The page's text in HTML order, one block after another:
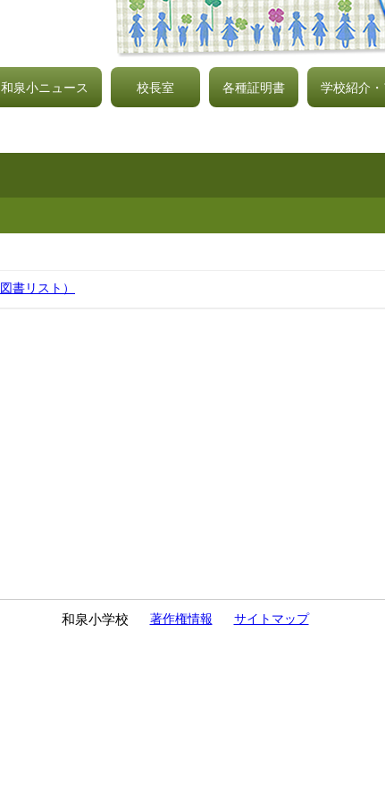
和泉小ニュース 校長室 各種証明書 学校紹介
書リスト）
和泉小学校 著作権情報 サイトマップ